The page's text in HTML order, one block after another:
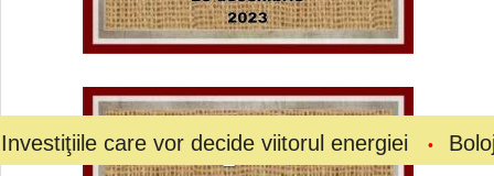
vor decide viitorul energiei Bolojan a